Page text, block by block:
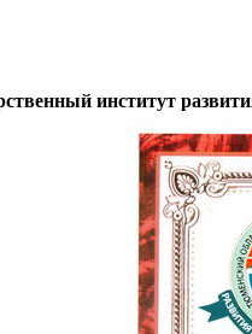
институт